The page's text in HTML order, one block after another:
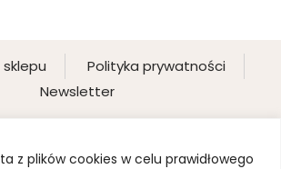
z plików cookies w celu prawidłowego
Polityka prywatności
Newsletter